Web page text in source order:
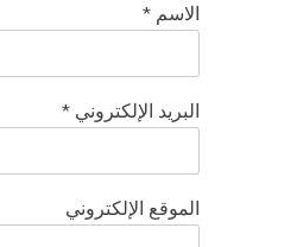
الاسم *
البريد الإلكتروني *
الموقع الإلكتروني